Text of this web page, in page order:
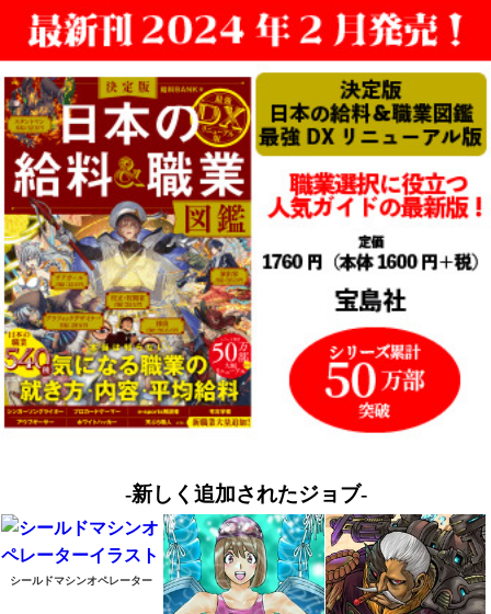
-新しく追加されたジョブ-
シールドマシンオペレーター